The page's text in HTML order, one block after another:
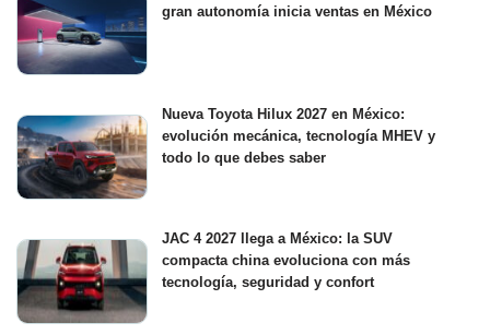
gran autonomía inicia ventas en México
Nueva Toyota Hilux 2027 en México:
evolución mecánica, tecnología MHEV y
todo lo que debes saber
JAC 4 2027 llega a México: la SUV
compacta china evoluciona con más
tecnología, seguridad y confort